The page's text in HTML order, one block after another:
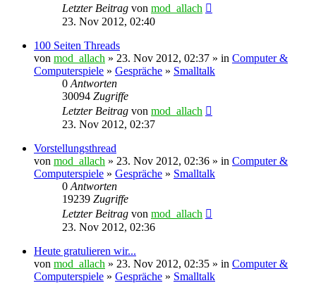
Letzter Beitrag von mod_allach
23. Nov 2012, 02:40
100 Seiten Threads
von mod_allach » 23. Nov 2012, 02:37 » in Computer &
Computerspiele » Gespräche » Smalltalk
0 Antworten
30094 Zugriffe
Letzter Beitrag von mod_allach
23. Nov 2012, 02:37
Vorstellungsthread
von mod_allach » 23. Nov 2012, 02:36 » in Computer &
Computerspiele » Gespräche » Smalltalk
0 Antworten
19239 Zugriffe
Letzter Beitrag von mod_allach
23. Nov 2012, 02:36
Heute gratulieren wir...
von mod_allach » 23. Nov 2012, 02:35 » in Computer &
Computerspiele » Gespräche » Smalltalk